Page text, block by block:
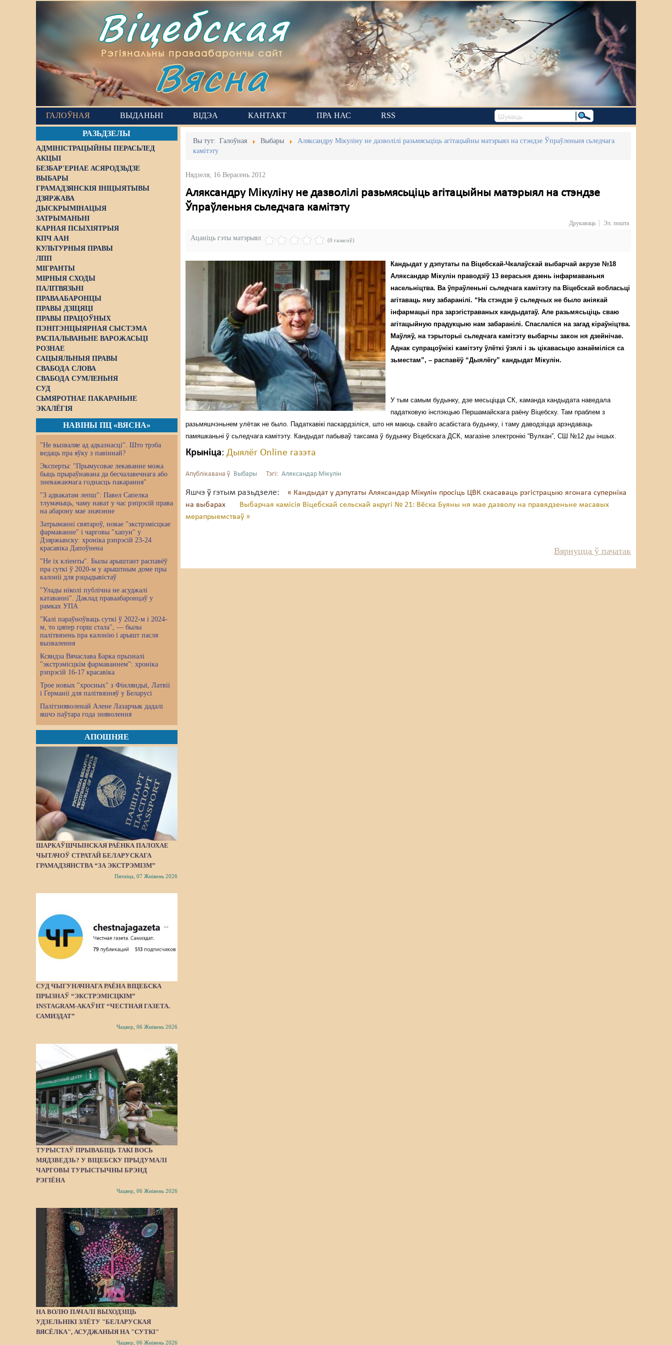
Віцебская
Рэгіянальны праваабарончы сайт
Вясна
ГАЛОЎНАЯ ВЫДАНЬНІ ВІДЭА КАНТАКТ ПРА НАС RSS
РАЗЬДЗЕЛЫ
АДМІНІСТРАЦЫЙНЫ ПЕРАСЬЛЕД
АКЦЫІ
БЕЗБАР'ЕРНАЕ АСЯРОДЗЬДЗЕ
ВЫБАРЫ
ГРАМАДЗЯНСКІЯ ІНІЦЫЯТЫВЫ
ДЗЯРЖАВА
ДЫСКРЫМІНАЦЫЯ
ЗАТРЫМАНЬНІ
КАРНАЯ ПСЫХІЯТРЫЯ
КПЧ ААН
КУЛЬТУРНЫЯ ПРАВЫ
ЛПП
МІГРАНТЫ
МІРНЫЯ СХОДЫ
ПАЛІТВЯЗЬНІ
ПРАВААБАРОНЦЫ
ПРАВЫ ДЗІЦЯЦІ
ПРАВЫ ПРАЦОЎНЫХ
ПЭНІТЭНЦЫЯРНАЯ СЫСТЭМА
РАСПАЛЬВАНЬНЕ ВАРОЖАСЬЦІ
РОЗНАЕ
САЦЫЯЛЬНЫЯ ПРАВЫ
СВАБОДА СЛОВА
СВАБОДА СУМЛЕНЬНЯ
СУД
СЬМЯРОТНАЕ ПАКАРАНЬНЕ
ЭКАЛЁГІЯ
НАВІНЫ ПЦ «ВЯСНА»
"Не вызваляе ад адказнасці". Што трэба
ведаць пра яўку з павіннай?
Эксперты: "Прымусовае лекаванне можа
быць прыраўнавана да бесчалавечнага або
зневажаючага годнасць пакарання"
"З адвакатам лепш": Павел Сапелка
тлумачыць, чаму нават у час рэпрэсій права
на абарону мае значэнне
Затрыманні святароў, новае "экстрэмісцкае
фармаванне" і чарговы "хапун" у
Дзяржынску: хроніка рэпрэсій 23-24
красавіка Дапоўнена
"Не іх кліенты". Былы арыштант распавёў
пра суткі ў 2020-м у арыштным доме пры
калоніі для рэцыдывістаў
"Улады ніколі публічна не асуджалі
катаванні". Даклад праваабаронцаў у
рамках УПА
"Калі параўноўваць суткі ў 2022-м і 2024-
м, то цяпер горш стала", — былы
палітвязень пра калонію і арышт пасля
вызвалення
Ксяндза Вячаслава Барка прызналі
"экстрэмісцкім фармаваннем": хроніка
рэпрэсій 16-17 красавіка
Трое новых "хросных" з Фінляндыі, Латвіі
і Германіі для палітвязняў у Беларусі
Палітзняволенай Алене Лазарчык дадалі
яшчэ паўтара года зняволення
АПОШНЯЕ
ШАРКАЎШЧЫНСКАЯ РАЁНКА ПАЛОХАЕ
ЧЫТАЧОЎ СТРАТАЙ БЕЛАРУСКАГА
ГРАМАДЗЯНСТВА “ЗА ЭКСТРЭМІЗМ”
Пятніца, 07 Жнівень 2026
СУД ЧЫГУНАЧНАГА РАЁНА ВІЦЕБСКА
ПРЫЗНАЎ “ЭКСТРЭМІСЦКІМ”
INSTAGRAM-АКАЎНТ “ЧЕСТНАЯ ГАЗЕТА.
САМИЗДАТ”
Чацвер, 06 Жнівень 2026
ТУРЫСТАЎ ПРЫВАБІЦЬ ТАКІ ВОСЬ
МЯДЗВЕДЗЬ? У ВІЦЕБСКУ ПРЫДУМАЛІ
ЧАРГОВЫ ТУРЫСТЫЧНЫ БРЭНД
РЭГІЁНА
Чацвер, 06 Жнівень 2026
НА ВОЛЮ ПАЧАЛІ ВЫХОДЗІЦЬ
УДЗЕЛЬНІКІ ЗЛЁТУ "БЕЛАРУСКАЯ
ВЯСЁЛКА", АСУДЖАНЫЯ НА "СУТКІ"
Чацвер, 06 Жнівень 2026
Вы тут:Галоўная Выбары
Аляксандру Мікуліну не дазволілі разьмясьціць агітацыйны матэрыял на стэндзе Ўпраўленьня сьледчага
камітэту
Нядзеля, 16 Верасень 2012
Аляксандру Мікуліну не дазволілі разьмясьціць агітацыйны матэрыял на стэндзе
Ўпраўленьня сьледчага камітэту
Друкаваць Эл. пошта
Ацаніць гэты матэрыял (0 галасоў)
Кандыдат у дэпутаты па Віцебскай-Чкалаўскай выбарчай акрузе №18
Аляксандар Мікулін праводзіў 13 верасьня дзень інфармаваньня
насельніцтва. Ва ўпраўленьні сьледчага камітэту па Віцебскай вобласьці
агітаваць яму забаранілі. “На стэндзе ў сьледчых не было аніякай
інфармацыі пра зарэгістраваных кандыдатаў. Але разьмясьціць сваю
агітацыйную прадукцыю нам забаранілі. Спаслаліся на загад кіраўніцтва.
Маўляў, на тэрыторыі сьледчага камітэту выбарчы закон ня дзейнічае.
Аднак супрацоўнікі камітэту ўлёткі ўзялі і зь цікавасьцю азнаёміліся са
зьместам”, – распавёў “Дыялёгу” кандыдат Мікулін.
У тым самым будынку, дзе месьціцца СК, каманда кандыдата наведала
падатковую інспэкцыю Першамайскага раёну Віцебску. Там праблем з
разьмяшчэньнем улётак не было. Падаткавікі паскардзіліся, што ня маюць свайго асабістага будынку, і таму даводзіцца арэндаваць
памяшканьні ў сьледчага камітэту. Кандыдат пабываў таксама ў будынку Віцебскага ДСК, магазіне электронікі “Вулкан”, СШ №12 ды іншых.
Крыніца:Дыялёг Online газэта
Апублікавана ў Выбары Тэгі: Аляксандар Мікулін
Яшчэ ў гэтым разьдзеле:
« Кандыдат у дэпутаты Аляксандар Мікулін просіць ЦВК скасаваць рэгістрацыю ягонага суперніка
на выбарах
Выбарчая камісія Віцебскай сельскай акругі № 21: Вёска Буяны ня мае дазволу на правядзеньне масавых
мерапрыемстваў »
Вярнуцца ў пачатак